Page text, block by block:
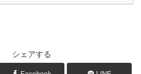
シェアする